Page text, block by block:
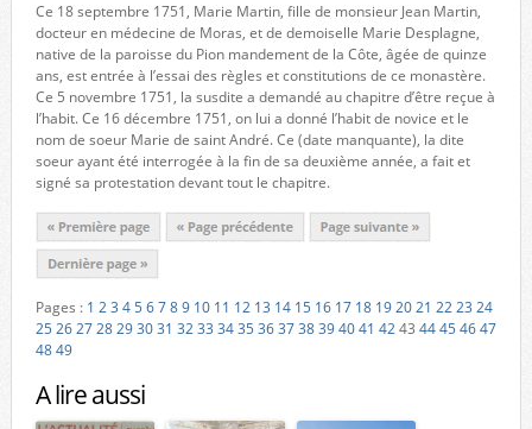
Ce 18 septembre 1751, Marie Martin, fille de monsieur Jean Martin,
docteur en médecine de Moras, et de demoiselle Marie Desplagne,
native de la paroisse du Pion mandement de la Côte, âgée de quinze
ans, est entrée à l’essai des règles et constitutions de ce monastère.
Ce 5 novembre 1751, la susdite a demandé au chapitre d’être reçue à
l’habit. Ce 16 décembre 1751, on lui a donné l’habit de novice et le
nom de soeur Marie de saint André. Ce (date manquante), la dite
soeur ayant été interrogée à la fin de sa deuxième année, a fait et
signé sa protestation devant tout le chapitre.
Pages : 1 23 456789 10 11 12 13 14 15 16 17 18 192021 2223 24
25262728293031 3233 3435363738394041 4243 44454647
4849
A lire aussi